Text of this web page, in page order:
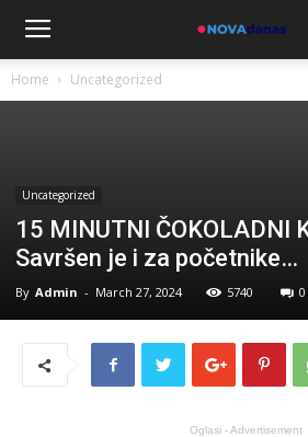
Home Uncategorized
Uncategorized
15 MINUTNI ČOKOLADNI
Savršen je i za početnike…
By Admin - March 27, 2024 5740 0
Oglasi - Advertisement